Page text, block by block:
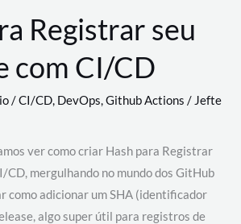
Registrar seu
com CI/CD
/CI/CD, DevOps,Github Actions /Jefte
ver como criar Hash para Registrar
CD, mergulhando no mundo dos GitHub
como adicionar um SHA (identificador
algo super útil para registros de